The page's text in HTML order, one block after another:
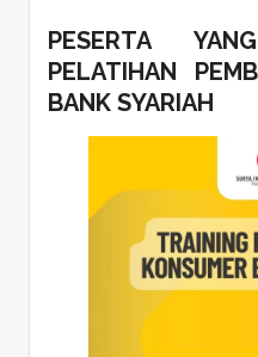
PESERTA
PELATIHAN
BANK SYARIAH